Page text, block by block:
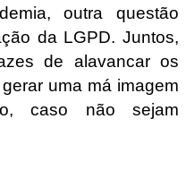
outra questão
da LGPD. Juntos,
de alavancar os
uma má imagem
caso não sejam